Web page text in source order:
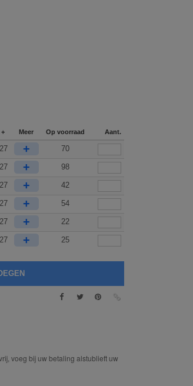
Meer Op voorraad Aant.
+ 70
+ 98
+ 42
+ 54
+ 22
+ 25
voeg bij uw betaling alstublieft uw